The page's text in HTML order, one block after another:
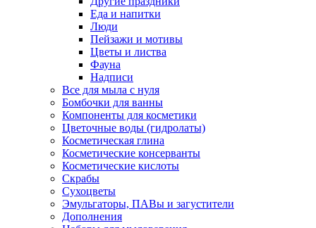
Еда и напитки
Люди
Пейзажи и мотивы
Цветы и листва
Фауна
Надписи
Все для мыла с нуля
Бомбочки для ванны
Компоненты для косметики
Цветочные воды (гидролаты)
Косметическая глина
Косметические консерванты
Косметические кислоты
Скрабы
Сухоцветы
Эмульгаторы, ПАВы и загустители
Дополнения